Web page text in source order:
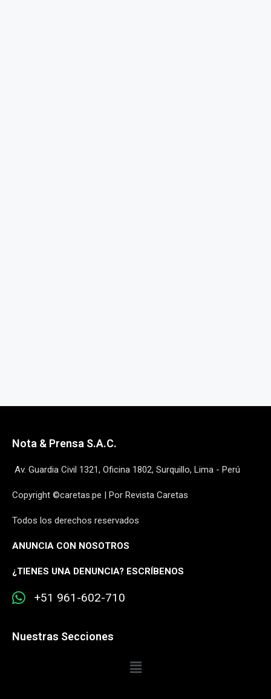
Nota & Prensa S.A.C.
Av. Guardia Civil 1321, Oficina 1802, Surquillo, Lima - Perú
Copyright ©caretas.pe | Por Revista Caretas
Todos los derechos reservados
ANUNCIA CON NOSOTROS
¿TIENES UNA DENUNCIA? ESCRÍBENOS
+51 961-602-710
Nuestras Secciones